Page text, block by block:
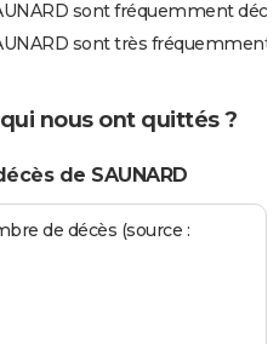
sont fréquemment
sont très fréquemment
nous ont quittés ?
de SAUNARD
de décès (source :